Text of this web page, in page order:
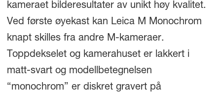
kameraet bilderesultater av unikt høy kvalitet.
Ved første øyekast kan Leica M Monochrom
knapt skilles fra andre M-kameraer.
Toppdekselet og kamerahuset er lakkert i
matt-svart og modellbetegnelsen
“monochrom” er diskret gravert på